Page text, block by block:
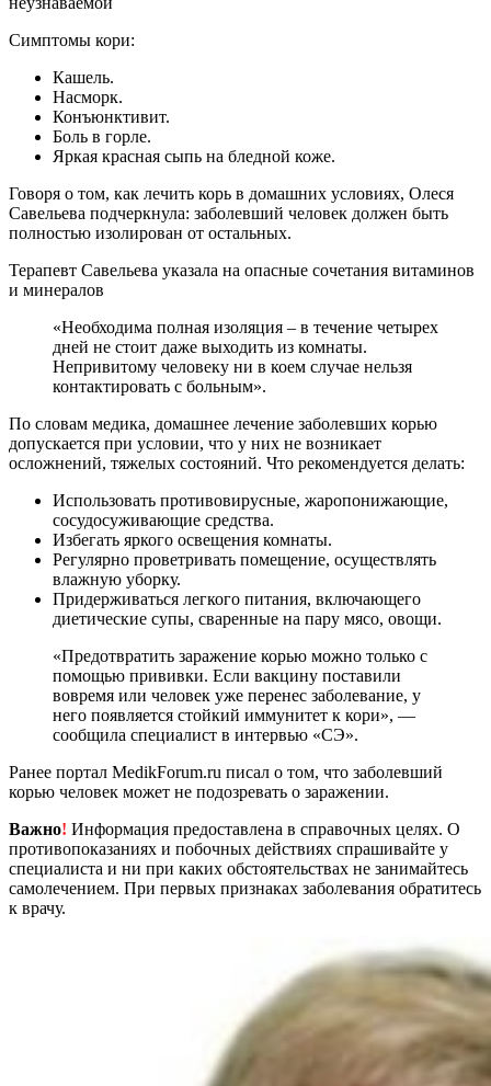
Симптомы кори:
Кашель.
Насморк.
Конъюнктивит.
Боль в горле.
Яркая красная сыпь на бледной коже.
Говоря о том, как лечить корь в домашних условиях, Олеся
Савельева подчеркнула: заболевший человек должен быть
полностью изолирован от остальных.
Терапевт Савельева указала на опасные сочетания витаминов
и минералов
«Необходима полная изоляция – в течение четырех
дней не стоит даже выходить из комнаты.
Непривитому человеку ни в коем случае нельзя
контактировать с больным».
По словам медика, домашнее лечение заболевших корью
допускается при условии, что у них не возникает
осложнений, тяжелых состояний. Что рекомендуется делать:
Использовать противовирусные, жаропонижающие,
сосудосуживающие средства.
Избегать яркого освещения комнаты.
Регулярно проветривать помещение, осуществлять
влажную уборку.
Придерживаться легкого питания, включающего
диетические супы, сваренные на пару мясо, овощи.
«Предотвратить заражение корью можно только с
помощью прививки. Если вакцину поставили
вовремя или человек уже перенес заболевание, у
него появляется стойкий иммунитет к кори», —
сообщила специалист в интервью «СЭ».
Ранее портал MedikForum.ru писал о том, что заболевший
корью человек может не подозревать о заражении.
Важно! Информация предоставлена в справочных целях. О
противопоказаниях и побочных действиях спрашивайте у
специалиста и ни при каких обстоятельствах не занимайтесь
самолечением. При первых признаках заболевания обратитесь
к врачу.